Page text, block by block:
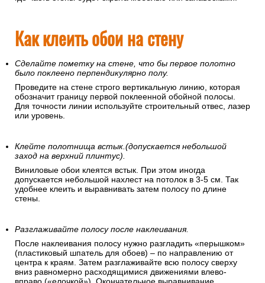
Как клеить обои на стену
Сделайте пометку на стене, что бы первое полотно
было поклеено перпендикулярно полу.
Проведите на стене строго вертикальную линию, которая
обозначит границу первой поклеенной обойной полосы.
Для точности линии используйте строительный отвес, лазер
или уровень.
Клейте полотнища встык.(допускается небольшой
заход на верхний плинтус).
Виниловые обои клеятся встык. При этом иногда
допускается небольшой нахлест на потолок в 3-5 см. Так
удобнее клеить и выравнивать затем полосу по длине
стены.
Разглаживайте полосу после наклеивания.
После наклеивания полосу нужно разгладить «перышком»
(пластиковый шпатель для обоев) – по направлению от
центра к краям. Затем разглаживайте всю полосу сверху
вниз равномерно расходящимися движениями влево-